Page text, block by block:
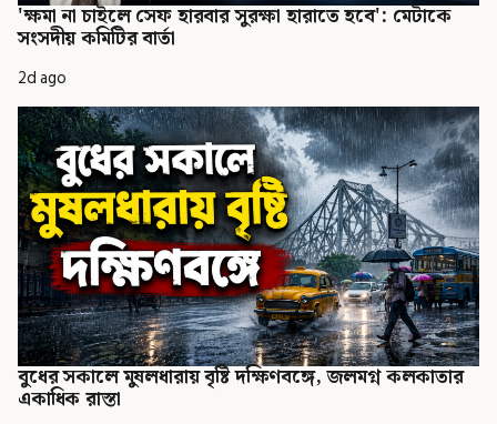
'ক্ষমা না চাইলে সেফ হারবার সুরক্ষা হারাতে হবে': মেটাকে
সংসদীয় কমিটির বার্তা
2d ago
বুধের সকালে মুষলধারায় বৃষ্টি দক্ষিণবঙ্গে, জলমগ্ন কলকাতার
একাধিক রাস্তা